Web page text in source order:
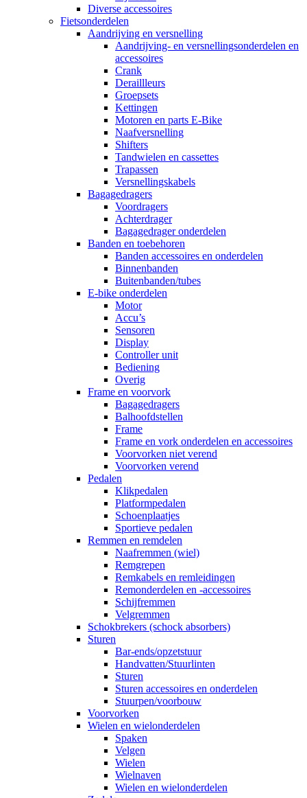
Diverse accessoires
Fietsonderdelen
Aandrijving en versnelling
Aandrijving- en versnellingsonderdelen en
accessoires
Crank
Deraillleurs
Groepsets
Kettingen
Motoren en parts E-Bike
Naafversnelling
Shifters
Tandwielen en cassettes
Trapassen
Versnellingskabels
Bagagedragers
Voordragers
Achterdrager
Bagagedrager onderdelen
Banden en toebehoren
Banden accessoires en onderdelen
Binnenbanden
Buitenbanden/tubes
E-bike onderdelen
Motor
Accu’s
Sensoren
Display
Controller unit
Bediening
Overig
Frame en voorvork
Bagagedragers
Balhoofdstellen
Frame
Frame en vork onderdelen en accessoires
Voorvorken niet verend
Voorvorken verend
Pedalen
Klikpedalen
Platformpedalen
Schoenplaatjes
Sportieve pedalen
Remmen en remdelen
Naafremmen (wiel)
Remgrepen
Remkabels en remleidingen
Remonderdelen en -accessoires
Schijfremmen
Velgremmen
Schokbrekers (schock absorbers)
Sturen
Bar-ends/opzetstuur
Handvatten/Stuurlinten
Sturen
Sturen accessoires en onderdelen
Stuurpen/voorbouw
Voorvorken
Wielen en wielonderdelen
Spaken
Velgen
Wielen
Wielnaven
Wielen en wielonderdelen